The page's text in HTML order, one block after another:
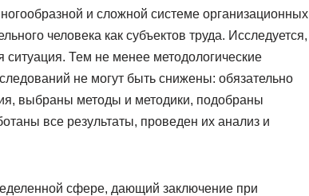
и сложной системе организационных
человека как субъектов труда. Исследуется,
ситуация. Тем не менее методологические
не могут быть снижены: обязательно
выбраны методы и методики, подобраны
все результаты, проведен их анализ и
сфере, дающий заключение при